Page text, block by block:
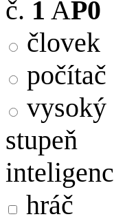
č. 1 AP0
človek
počítač
vysoký
stupeň
hráč